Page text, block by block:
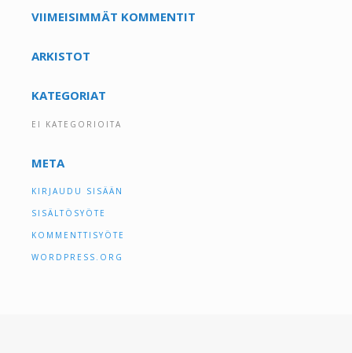
VIIMEISIMMÄT KOMMENTIT
ARKISTOT
KATEGORIAT
EI KATEGORIOITA
META
KIRJAUDU SISÄÄN
SISÄLTÖSYÖTE
KOMMENTTISYÖTE
WORDPRESS.ORG